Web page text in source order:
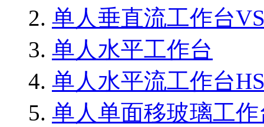
单人垂直流工作台
单人水平工作台
单人水平流工作台
单人单面移玻璃工作